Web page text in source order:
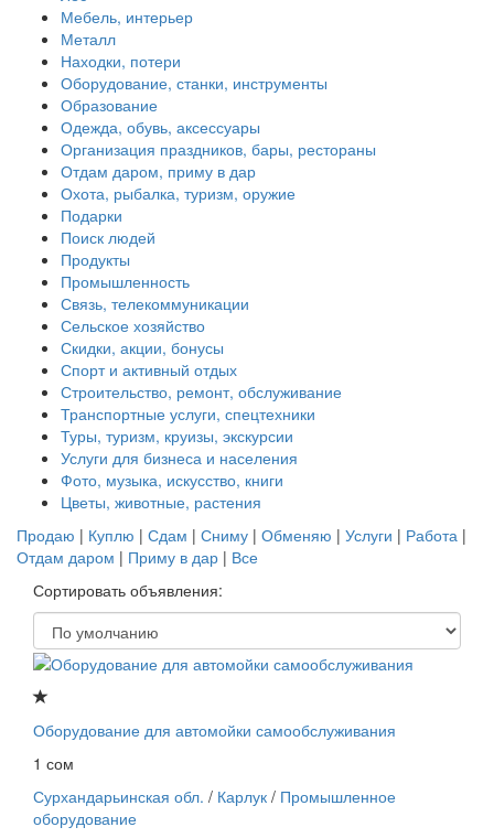
Мебель, интерьер
Металл
Находки, потери
Оборудование, станки, инструменты
Образование
Одежда, обувь, аксессуары
Организация праздников, бары, рестораны
Отдам даром, приму в дар
Охота, рыбалка, туризм, оружие
Подарки
Поиск людей
Продукты
Промышленность
Связь, телекоммуникации
Сельское хозяйство
Скидки, акции, бонусы
Спорт и активный отдых
Строительство, ремонт, обслуживание
Транспортные услуги, спецтехники
Туры, туризм, круизы, экскурсии
Услуги для бизнеса и населения
Фото, музыка, искусство, книги
Цветы, животные, растения
Продаю | Куплю | Сдам | Сниму | Обменяю | Услуги | Работа |
Отдам даром | Приму в дар | Все
Сортировать объявления:
Оборудование для автомойки самообслуживания
1 сом
Сурхандарьинская обл. / Карлук / Промышленное
оборудование